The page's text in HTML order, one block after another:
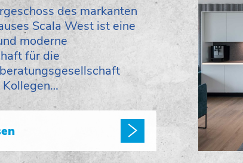
des markanten
Scala West ist eine
moderne
für die
Kollegen…